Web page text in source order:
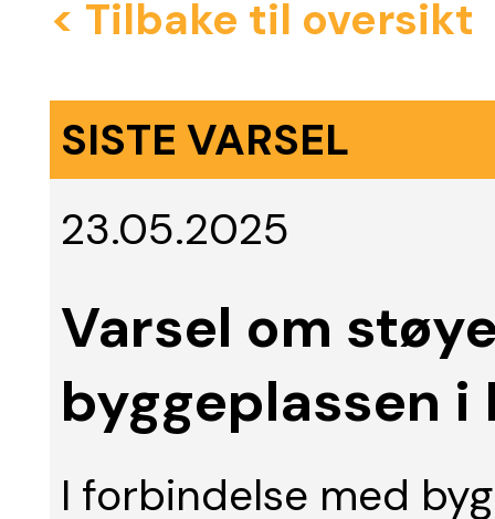
< Tilbake til oversikt
SISTE VARSEL
23.05.2025
Varsel om
byggeplassen i
I forbindelse med